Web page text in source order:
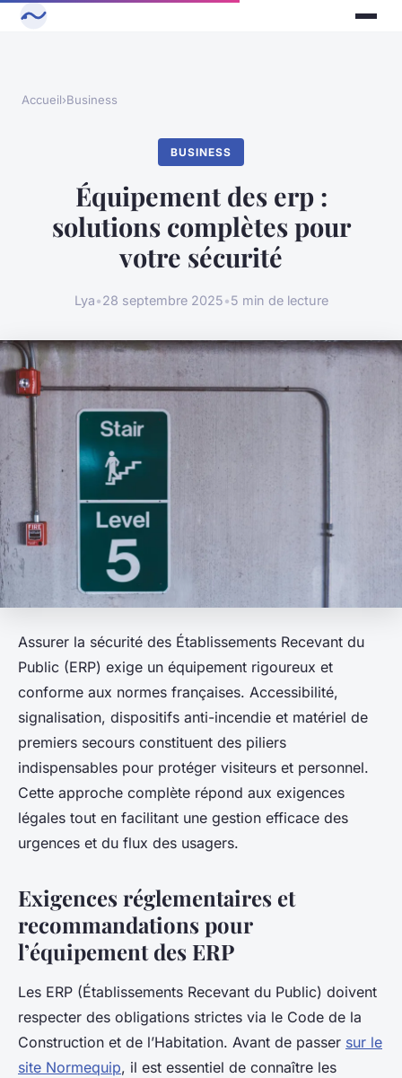
Accueil›Business
BUSINESS
Équipement des erp :
solutions complètes pour
votre sécurité
Lya•28 septembre 2025•5 min de lecture
Assurer la sécurité des Établissements Recevant du
Public (ERP) exige un équipement rigoureux et
conforme aux normes françaises. Accessibilité,
signalisation, dispositifs anti-incendie et matériel de
premiers secours constituent des piliers
indispensables pour protéger visiteurs et personnel.
Cette approche complète répond aux exigences
légales tout en facilitant une gestion efficace des
urgences et du flux des usagers.
Exigences réglementaires et
recommandations pour
l’équipement des ERP
Les ERP (Établissements Recevant du Public) doivent
respecter des obligations strictes via le Code de la
Construction et de l’Habitation. Avant de passer sur le
site Normequip, il est essentiel de connaître les